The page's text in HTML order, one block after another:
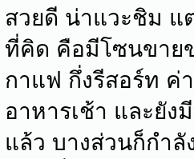
สวยดี น่าแวะชิม แ
ที่คิด คือมีโซนขาย
กาแฟ กึ่งรีสอร์ท ค่
อาหารเช้า และยัง
แล้ว บางส่วนก็กำลั